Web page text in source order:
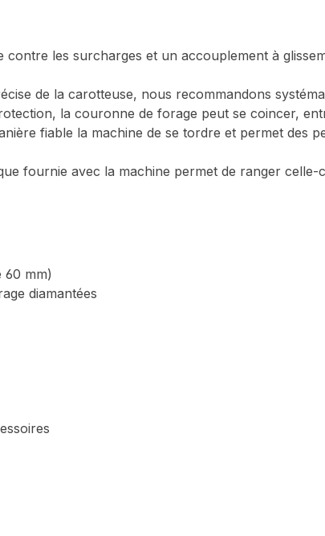
les surcharges et un accouplement à
de la carotteuse, nous recommandons
la couronne de forage peut se coincer,
fiable la machine de se tordre et permet des
fournie avec la machine permet de ranger
60 mm)
diamantées